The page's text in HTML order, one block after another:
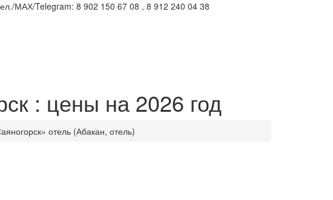
МАХ/Telegram: 8 902 150 67 08 , 8 912 240 04 38
: цены на 2026 год
отель (Абакан, отель)